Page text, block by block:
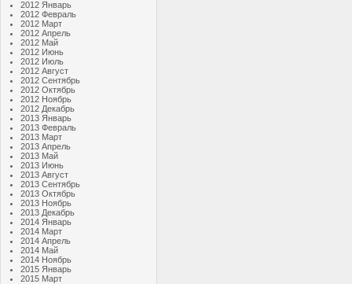
2012 Январь
2012 Февраль
2012 Март
2012 Апрель
2012 Май
2012 Июнь
2012 Июль
2012 Август
2012 Сентябрь
2012 Октябрь
2012 Ноябрь
2012 Декабрь
2013 Январь
2013 Февраль
2013 Март
2013 Апрель
2013 Май
2013 Июнь
2013 Август
2013 Сентябрь
2013 Октябрь
2013 Ноябрь
2013 Декабрь
2014 Январь
2014 Март
2014 Апрель
2014 Май
2014 Ноябрь
2015 Январь
2015 Март